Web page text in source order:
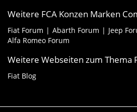
Weitere FCA Konzen Marken
Fiat Forum Abarth Forum Jeep
Alfa Romeo Forum
Weitere Webseiten zum Thema
Fiat Blog